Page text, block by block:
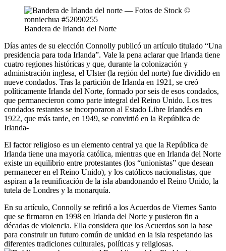
Bandera de Irlanda del Norte
Días antes de su elección Connolly publicó un artículo titulado “Una
presidencia para toda Irlanda”. Vale la pena aclarar que Irlanda tiene
cuatro regiones históricas y que, durante la colonización y
administración inglesa, el Ulster (la región del norte) fue dividido en
nueve condados. Tras la partición de Irlanda en 1921, se creó
políticamente Irlanda del Norte, formado por seis de esos condados,
que permanecieron como parte integral del Reino Unido. Los tres
condados restantes se incorporaron al Estado Libre Irlandés en
1922, que más tarde, en 1949, se convirtió en la República de
Irlanda-
El factor religioso es un elemento central ya que la República de
Irlanda tiene una mayoría católica, mientras que en Irlanda del Norte
existe un equilibrio entre protestantes (los “unionistas” que desean
permanecer en el Reino Unido), y los católicos nacionalistas, que
aspiran a la reunificación de la isla abandonando el Reino Unido, la
tutela de Londres y la monarquía.
En su artículo, Connolly se refirió a los Acuerdos de Viernes Santo
que se firmaron en 1998 en Irlanda del Norte y pusieron fin a
décadas de violencia. Ella considera que los Acuerdos son la base
para construir un futuro común de unidad en la isla respetando las
diferentes tradiciones culturales, políticas y religiosas.